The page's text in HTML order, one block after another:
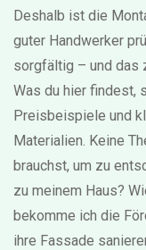
Deshalb ist die
guter Handwerker
sorgfältig – und das
Was du hier findest,
Preisbeispiele und
Materialien. Keine
brauchst, um zu
zu meinem Haus?
bekomme ich die
ihre Fassade